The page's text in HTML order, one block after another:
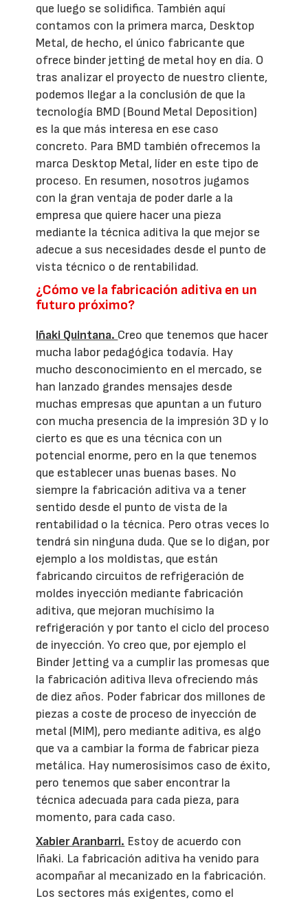
que luego se solidifica. También aquí
contamos con la primera marca, Desktop
Metal, de hecho, el único fabricante que
ofrece binder jetting de metal hoy en día. O
tras analizar el proyecto de nuestro cliente,
podemos llegar a la conclusión de que la
tecnología BMD (Bound Metal Deposition)
es la que más interesa en ese caso
concreto. Para BMD también ofrecemos la
marca Desktop Metal, líder en este tipo de
proceso. En resumen, nosotros jugamos
con la gran ventaja de poder darle a la
empresa que quiere hacer una pieza
mediante la técnica aditiva la que mejor se
adecue a sus necesidades desde el punto de
vista técnico o de rentabilidad.
¿Cómo ve la fabricación aditiva en un
futuro próximo?
Iñaki Quintana. Creo que tenemos que hacer
mucha labor pedagógica todavía. Hay
mucho desconocimiento en el mercado, se
han lanzado grandes mensajes desde
muchas empresas que apuntan a un futuro
con mucha presencia de la impresión 3D y lo
cierto es que es una técnica con un
potencial enorme, pero en la que tenemos
que establecer unas buenas bases. No
siempre la fabricación aditiva va a tener
sentido desde el punto de vista de la
rentabilidad o la técnica. Pero otras veces lo
tendrá sin ninguna duda. Que se lo digan, por
ejemplo a los moldistas, que están
fabricando circuitos de refrigeración de
moldes inyección mediante fabricación
aditiva, que mejoran muchísimo la
refrigeración y por tanto el ciclo del proceso
de inyección. Yo creo que, por ejemplo el
Binder Jetting va a cumplir las promesas que
la fabricación aditiva lleva ofreciendo más
de diez años. Poder fabricar dos millones de
piezas a coste de proceso de inyección de
metal (MIM), pero mediante aditiva, es algo
que va a cambiar la forma de fabricar pieza
metálica. Hay numerosísimos caso de éxito,
pero tenemos que saber encontrar la
técnica adecuada para cada pieza, para
momento, para cada caso.
Xabier Aranbarri. Estoy de acuerdo con
Iñaki. La fabricación aditiva ha venido para
acompañar al mecanizado en la fabricación.
Los sectores más exigentes, como el